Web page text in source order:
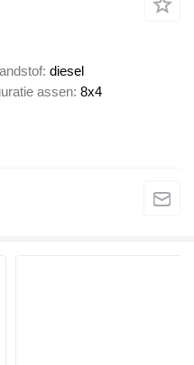
diesel
assen 8x4